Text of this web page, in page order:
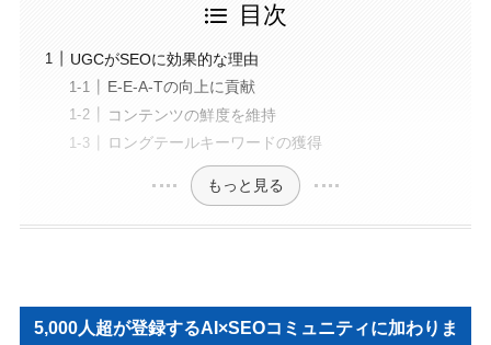
目次
UGCがSEOに効果的な理由
E-E-A-Tの向上に貢献
コンテンツの鮮度を維持
ロングテールキーワードの獲得
もっと見る
5,000人超が登録するAI×SEOコミュニティに加わりま